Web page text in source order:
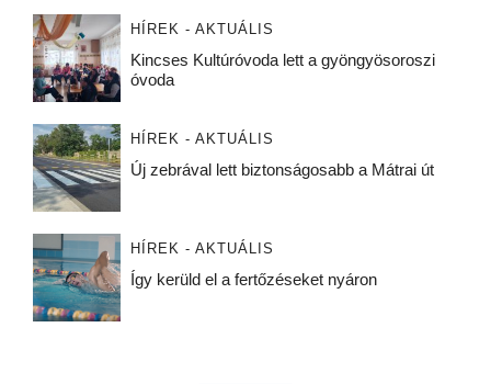
HÍREK - AKTUÁLIS
Kincses Kultúróvoda lett a gyöngyösoroszi
óvoda
HÍREK - AKTUÁLIS
Új zebrával lett biztonságosabb a Mátrai út
HÍREK - AKTUÁLIS
Így kerüld el a fertőzéseket nyáron